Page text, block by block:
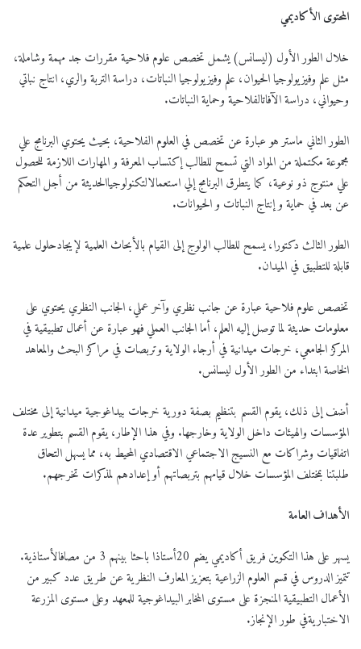
المحتوى الأكاديمي
خلال الطور الأول (ليسانس) يشمل تخصص علوم فلاحية مقررات جد مهمة وشاملة،
مثل علم وفيزيولوجيا الحيوان، علم وفيزيولوجيا النباتات، دراسة التربة والري، انتاج نباتي
وحيواني، دراسة الآفاتالفلاحية وحماية النباتات.
الطور الثاني ماستر هو عبارة عن تخصص في العلوم الفلاحية، بحيث يحتوي البرنامج علي
مجموعة مكتملة من المواد التي تسمح للطالب إكتساب المعرفة و المهارات اللازمة للحصول
علي منتوج ذو نوعية، كما يتطرق البرنامج إلي استعمالالتكنولوجياالحديثة من أجل التحكم
عن بعد في حماية و إنتاج النباتات و الحيوانات.
الطور الثالث دكتورا، يسمح للطالب الولوج إلى القيام بالأبحاث العلمية لإيجادحلول علمية
قابلة للتطبيق في الميدان.
تخصص علوم فلاحية عبارة عن جانب نظري وآخر عملي، الجانب النظري يحتوي على
معلومات حديثة لما توصل إليه العلم، أما الجانب العملي فهو عبارة عن أعمال تطبيقية في
المركز الجامعي، خرجات ميدانية في أرجاء الولاية وتربصات في مراكز البحث والمعاهد
الخاصة ابتداء من الطور الأول ليسانس.
أضف إلى ذلك، يقوم القسم بتنظيم بصفة دورية خرجات بيداغوجية ميدانية إلى مختلف
المؤسسات والهيئات داخل الولاية وخارجها. وفي هذا الإطار، يقوم القسم بتطوير عدة
اتفاقيات وشراكات مع النسيج الاجتماعي الاقتصادي المحيط به، مما يسهل التحاق
طلبتنا بمختلف المؤسسات خلال قيامهم بتربصاتهم أو إعدادهم لمذكرات تخرجهم.
الأهداف العامة
يسهر على هذا التكوين فريق أكاديمي يضم 20أستاذا باحثا بينهم 3 من مصافالأستاذية.
تتميز الدروس في قسم العلوم الزراعية بتعزيز المعارف النظرية عن طريق عدد كبير من
الأعمال التطبيقية المنجزة على مستوى المخابر البيداغوجية للمعهد وعلى مستوى المزرعة
الاختباريةفي طور الإنجاز.